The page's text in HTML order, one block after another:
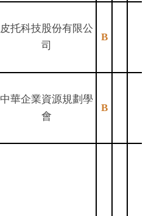
皮托科技股份有限公
司
B
中華企業資源規劃學
會
B